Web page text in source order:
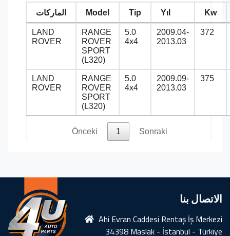
الماركات Model Tip Yıl Kw
LAND
ROVER
RANGE
ROVER
SPORT
(L320)
5.0
4x4
2009.04-
2013.03
372
LAND
ROVER
RANGE
ROVER
SPORT
(L320)
5.0
4x4
2009.09-
2013.03
375
Önceki 1 Sonraki
الاتصال بنا
Ahi Evran Caddesi Rentaş İş Merkezi
34398 Maslak - İstanbul - Türkiye